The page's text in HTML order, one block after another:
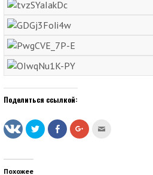
Поделиться ссылкой:
Нажмите,
чтобы
поделиться
Нажмите
здесь,
чтобы
Нажмите,
чтобы
Похожее